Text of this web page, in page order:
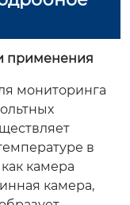
применения
мониторинга
в
камера
камера,